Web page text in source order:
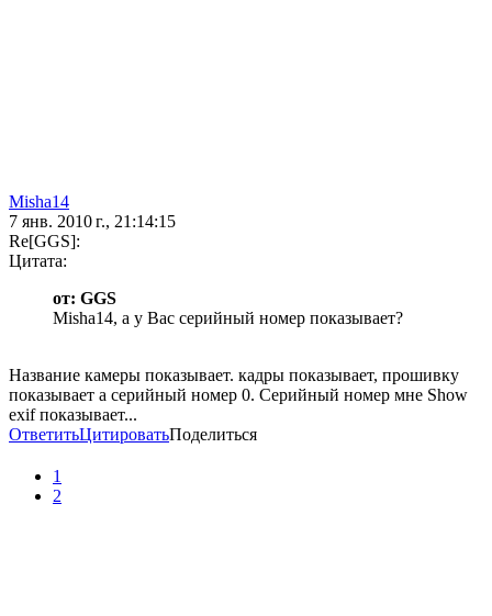
Misha14
7 янв. 2010 г., 21:14:15
Re[GGS]:
Цитата:
от: GGS
Misha14, а у Вас серийный номер показывает?
Название камеры показывает. кадры показывает, прошивку
показывает а серийный номер 0. Серийный номер мне Show
exif показывает...
ОтветитьЦитироватьПоделиться
1
2